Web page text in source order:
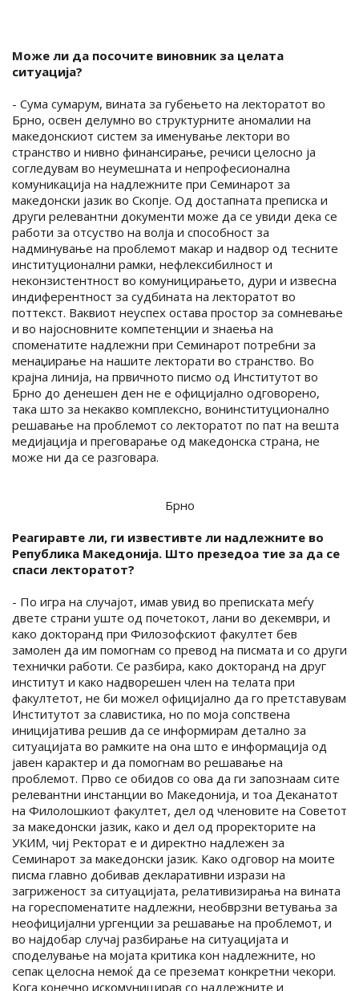
Може ли да посочите виновник за целата
ситуација?
- Сума сумарум, вината за губењето на лекторатот во
Брно, освен делумно во структурните аномалии на
македонскиот систем за именување лектори во
странство и нивно финансирање, речиси целосно ја
согледувам во неумешната и непрофесионална
комуникација на надлежните при Семинарот за
македонски јазик во Скопје. Од достапната преписка и
други релевантни документи може да се увиди дека се
работи за отсуство на волја и способност за
надминување на проблемот макар и надвор од тесните
институционални рамки, нефлексибилност и
неконзистентност во комуницирањето, дури и извесна
индиферентност за судбината на лекторатот во
поттекст. Ваквиот неуспех остава простор за сомневање
и во најосновните компетенции и знаења на
споменатите надлежни при Семинарот потребни за
менаџирање на нашите лекторати во странство. Во
крајна линија, на првичното писмо од Институтот во
Брно до денешен ден не е официјално одговорено,
така што за некакво комплексно, вонинституционално
решавање на проблемот со лекторатот по пат на вешта
медијација и преговарање од македонска страна, не
може ни да се разговара.
Брно
Реагиравте ли, ги известивте ли надлежните во
Република Македонија. Што презедоа тие за да се
спаси лекторатот?
- По игра на случајот, имав увид во преписката меѓу
двете страни уште од почетокот, лани во декември, и
како докторанд при Филозофскиот факултет бев
замолен да им помогнам со превод на писмата и со други
технички работи. Се разбира, како докторанд на друг
институт и како надворешен член на телата при
факултетот, не би можел официјално да го претставувам
Институтот за славистика, но по моја сопствена
иницијатива решив да се информирам детално за
ситуацијата во рамките на она што е информација од
јавен карактер и да помогнам во решавање на
проблемот. Прво се обидов со ова да ги запознаам сите
релевантни инстанции во Македонија, и тоа Деканатот
на Филолошкиот факултет, дел од членовите на Советот
за македонски јазик, како и дел од проректорите на
УКИМ, чиј Ректорат е и директно надлежен за
Семинарот за македонски јазик. Како одговор на моите
писма главно добивав декларативни изрази на
загриженост за ситуацијата, релативизирања на вината
на гореспоменатите надлежни, необврзни ветувања за
неофицијални ургенции за решавање на проблемот, и
во најдобар случај разбирање на ситуацијата и
споделување на мојата критика кон надлежните, но
сепак целосна немоќ да се преземат конкретни чекори.
Кога конечно искомуницирав со надлежните и